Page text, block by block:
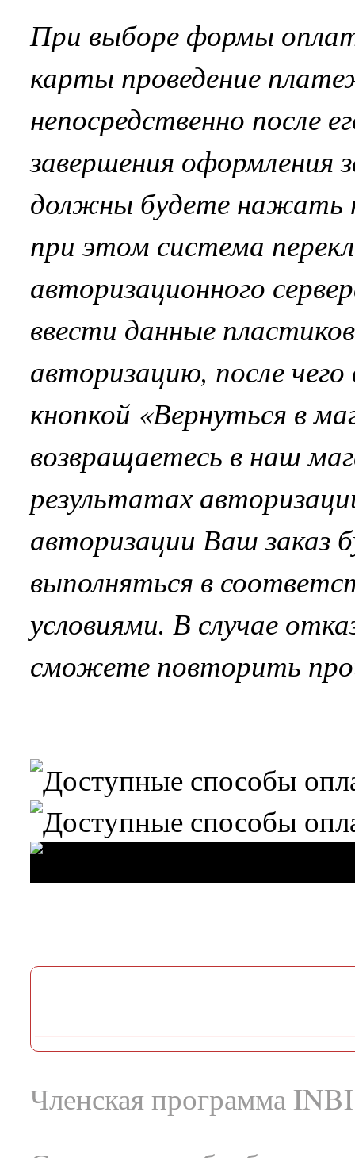
При выборе формы
карты проведение
непосредственно после
завершения оформления
должны будете нажать
при этом система
авторизационного
ввести данные
авторизацию, после
кнопкой «Вернуться в
возвращаетесь в наш
результатах
авторизации Ваш заказ
выполняться в
условиями. В случае
сможете повторить
Членская программа INBI